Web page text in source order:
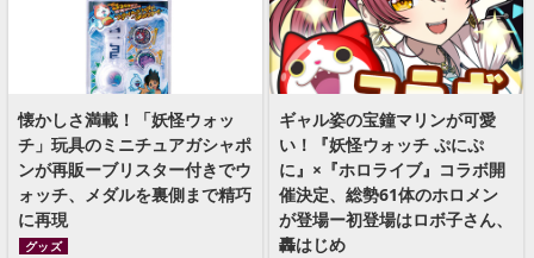
懐かしさ満載！「妖怪ウォッ
チ」玩具のミニチュアガシャポ
ンが再販ーブリスター付きでウ
ォッチ、メダルを裏側まで精巧
に再現
グッズ
ギャル姿の宝鐘マリンが可愛
い！『妖怪ウォッチ ぷにぷ
に』×『ホロライブ』コラボ開
催決定、総勢61体のホロメン
が登場ー初登場はロボ子さん、
轟はじめ